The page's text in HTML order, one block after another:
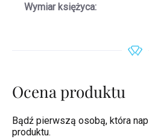
Wymiar księżyca:
Ocena produktu
Bądź pierwszą osobą, która
produktu.